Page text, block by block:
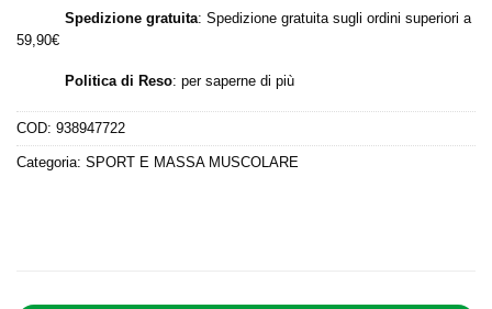
Spedizione gratuita: Spedizione gratuita sugli ordini superiori a
59,90€
Politica di Reso: per saperne di più
COD: 938947722
Categoria: SPORT E MASSA MUSCOLARE